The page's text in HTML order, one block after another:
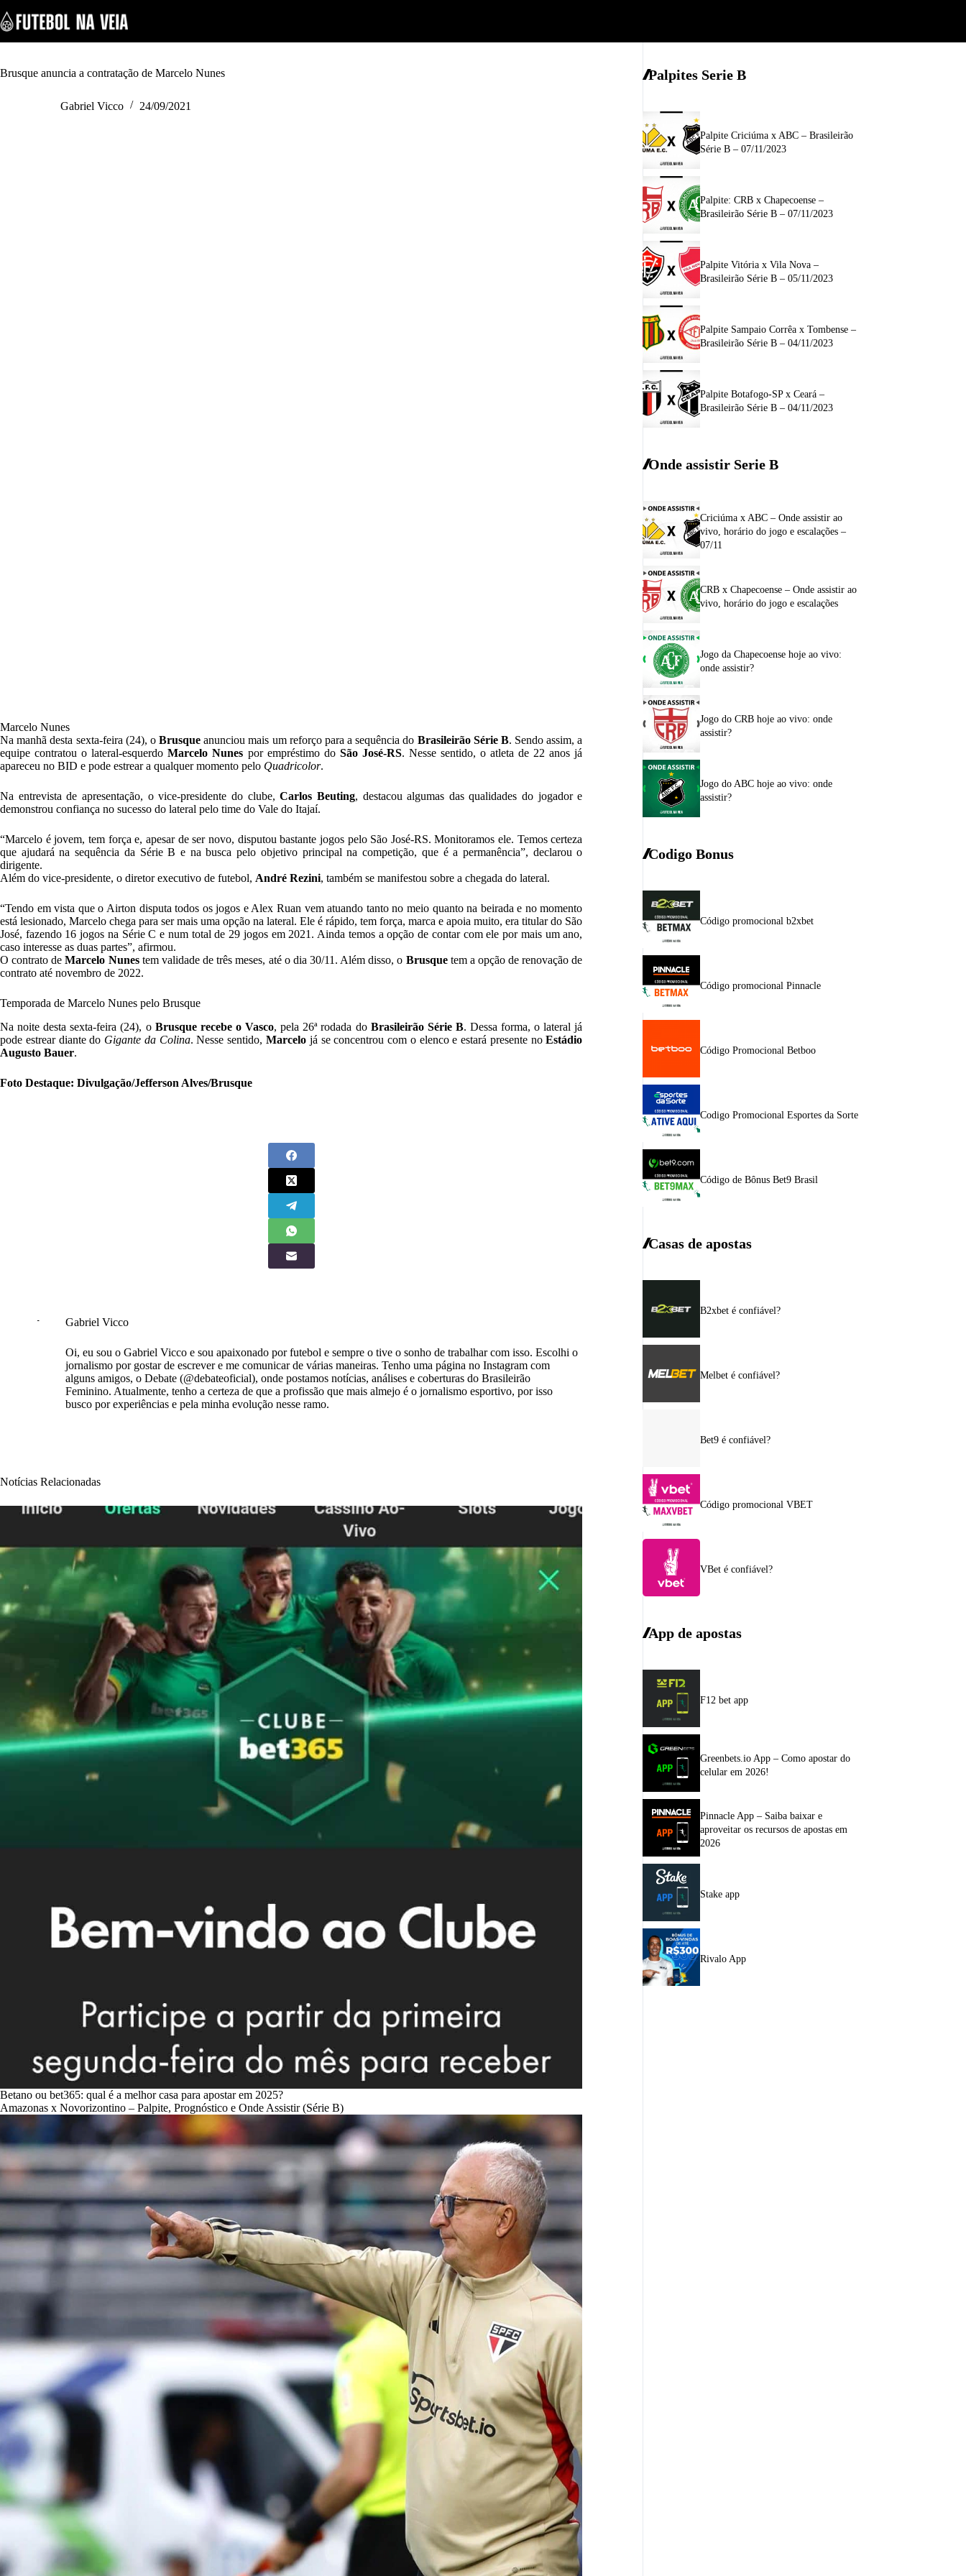
k
i
p
o
Brusque anuncia a contratação de Marcelo Nunes
Gabriel Vicco 24/09/2021
Marcelo Nunes
Na manhã desta sexta-feira (24), oBrusque anunciou mais um reforço para a sequência do Brasileirão Série B. Sendo assim, a
equipe contratou o lateral-esquerdoMarcelo Nunes por empréstimo do São José-RS. Nesse sentido, o atleta de 22 anos já
apareceu no BID e pode estrear a qualquer momento pelo Quadricolor.
Na entrevista de apresentação, o vice-presidente do clube,Carlos Beuting, destacou algumas das qualidades do jogador e
demonstrou confiança no sucesso do lateral pelo time do Vale do Itajaí.
“Marcelo é jovem, tem força e, apesar de ser novo, disputou bastante jogos pelo São José-RS. Monitoramos ele. Temos certeza
que ajudará na sequência da Série B e na busca pelo objetivo principal na competição, que é a permanência”, declarou o
dirigente.
Além do vice-presidente, o diretor executivo de futebol, André Rezini, também se manifestou sobre a chegada do lateral.
“Tendo em vista que o Airton disputa todos os jogos e Alex Ruan vem atuando tanto no meio quanto na beirada e no momento
está lesionado, Marcelo chega para ser mais uma opção na lateral. Ele é rápido, tem força, marca e apoia muito, era titular do São
José, fazendo 16 jogos na Série C e num total de 29 jogos em 2021. Ainda temos a opção de contar com ele por mais um ano,
caso interesse as duas partes”, afirmou.
O contrato deMarcelo Nunestem validade de três meses, até o dia 30/11. Além disso, o Brusquetem a opção de renovação de
contrato até novembro de 2022.
Temporada de Marcelo Nunes pelo Brusque
Na noite desta sexta-feira (24), o Brusque recebe o Vasco, pela 26ª rodada do Brasileirão Série B. Dessa forma, o lateral já
pode estrear diante do Gigante da Colina. Nesse sentido, Marcelojá se concentrou com o elenco e estará presente noEstádio
Augusto Bauer.
Foto Destaque: Divulgação/Jefferson Alves/Brusque
Gabriel Vicco
Oi, eu sou o Gabriel Vicco e sou apaixonado por futebol e sempre o tive o sonho de trabalhar com isso. Escolhi o
jornalismo por gostar de escrever e me comunicar de várias maneiras. Tenho uma página no Instagram com
alguns amigos, o Debate (@debateoficial), onde postamos notícias, análises e coberturas do Brasileirão
Feminino. Atualmente, tenho a certeza de que a profissão que mais almejo é o jornalismo esportivo, por isso
busco por experiências e pela minha evolução nesse ramo.
Notícias Relacionadas
Betano ou bet365: qual é a melhor casa para apostar em 2025?
Amazonas x Novorizontino – Palpite, Prognóstico e Onde Assistir (Série B)
Palpites Serie B
Palpite Criciúma x ABC – Brasileirão
Série B – 07/11/2023
Palpite: CRB x Chapecoense –
Brasileirão Série B – 07/11/2023
Palpite Vitória x Vila Nova –
Brasileirão Série B – 05/11/2023
Palpite Sampaio Corrêa x Tombense –
Brasileirão Série B – 04/11/2023
Palpite Botafogo-SP x Ceará –
Brasileirão Série B – 04/11/2023
Onde assistir Serie B
Criciúma x ABC – Onde assistir ao
vivo, horário do jogo e escalações –
07/11
CRB x Chapecoense – Onde assistir ao
vivo, horário do jogo e escalações
Jogo da Chapecoense hoje ao vivo:
onde assistir?
Jogo do CRB hoje ao vivo: onde
assistir?
Jogo do ABC hoje ao vivo: onde
assistir?
Codigo Bonus
Código promocional b2xbet
Código promocional Pinnacle
Código Promocional Betboo
Codigo Promocional Esportes da Sorte
Código de Bônus Bet9 Brasil
Casas de apostas
B2xbet é confiável?
Melbet é confiável?
Bet9 é confiável?
Código promocional VBET
VBet é confiável?
App de apostas
F12 bet app
Greenbets.io App – Como apostar do
celular em 2026!
Pinnacle App – Saiba baixar e
aproveitar os recursos de apostas em
2026
Stake app
Rivalo App